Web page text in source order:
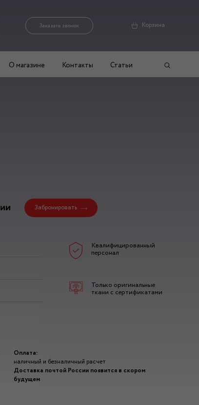
Заказать звонок Корзина
О магазине Контакты Статьи
Забронировать
Квалифицированный
персонал
Только оригинальные
ткани с сертификатами
Оплата:
наличный и безналичный расчет
Доставка почтой России появится в скором
будущем